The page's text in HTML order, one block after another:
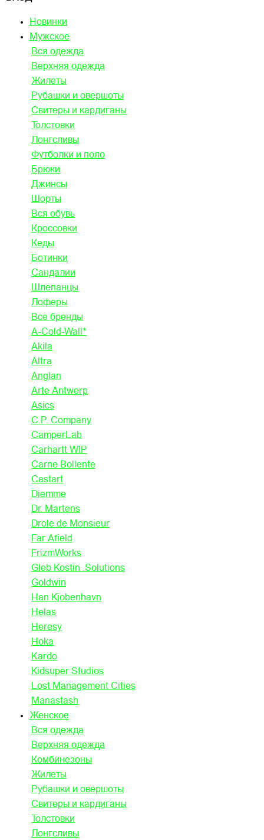
Новинки
Мужское
Вся одежда
Верхняя одежда
Жилеты
Рубашки и овершоты
Свитеры и кардиганы
Толстовки
Лонгсливы
Футболки и поло
Брюки
Джинсы
Шорты
Вся обувь
Кроссовки
Кеды
Ботинки
Сандалии
Шлепанцы
Лоферы
Все бренды
A-Cold-Wall*
Akila
Altra
Anglan
Arte Antwerp
Asics
C.P. Company
CamperLab
Carhartt WIP
Carne Bollente
Castart
Diemme
Dr. Martens
Drole de Monsieur
Far Afield
FrizmWorks
Gleb Kostin .Solutions
Goldwin
Han Kjobenhavn
Helas
Heresy
Hoka
Kardo
Kidsuper Studios
Lost Management Cities
Manastash
Женское
Вся одежда
Верхняя одежда
Комбинезоны
Жилеты
Рубашки и овершоты
Свитеры и кардиганы
Толстовки
Лонгсливы